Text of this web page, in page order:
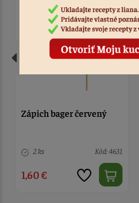
Auto Hasiči
> 10 Kód: 11512
2,90 €